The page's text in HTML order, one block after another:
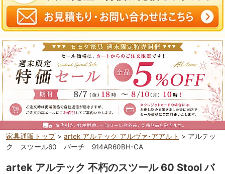
家具通販トップ> artek アルテック アルヴァ･アアルト > アルテッ
ク スツール60 バーチ 914AR60BH-CA
artek アルテック 不朽のスツール 60 Stool バ